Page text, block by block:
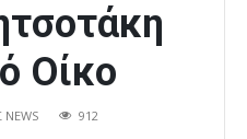
Οίκο
912